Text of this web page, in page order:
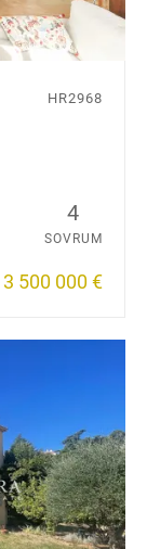
HR2968
4
SOVRUM
3 500 000 €